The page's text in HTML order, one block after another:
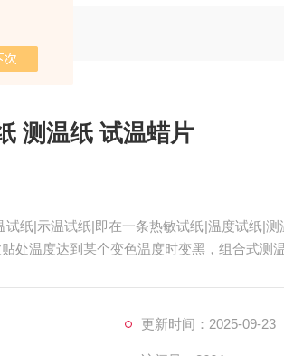
测温纸 试温蜡片
纸|示温试纸|即在一条热敏试纸|温度试纸|
处温度达到某个变色温度时变黑，组合式测
更新时间：2025-09-23